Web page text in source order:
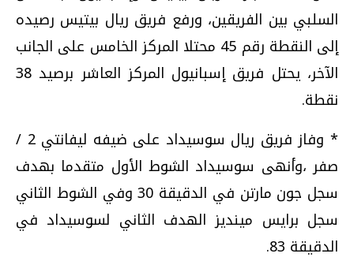
السلبي بين الفريقين، ورفع فريق ريال بيتيس رصيده
إلى النقطة رقم 45 محتلا المركز الخامس على الجانب
الآخر، يحتل فريق إسبانيول المركز العاشر برصيد 38
نقطة.
* وفاز فريق ريال سوسيداد على ضيفه ليفانتي 2 /
صفر ،وأنهى سوسيداد الشوط الأول متقدما بهدف
سجل جون مارتن في الدقيقة 30 وفي الشوط الثاني
سجل برايس مينديز الهدف الثاني لسوسيداد في
الدقيقة 83.